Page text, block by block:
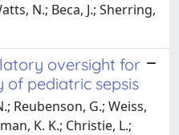
N.; Beca, J.; Sherring,
oversight for
pediatric sepsis
Reubenson, G.; Weiss,
K. K.; Christie, L.;